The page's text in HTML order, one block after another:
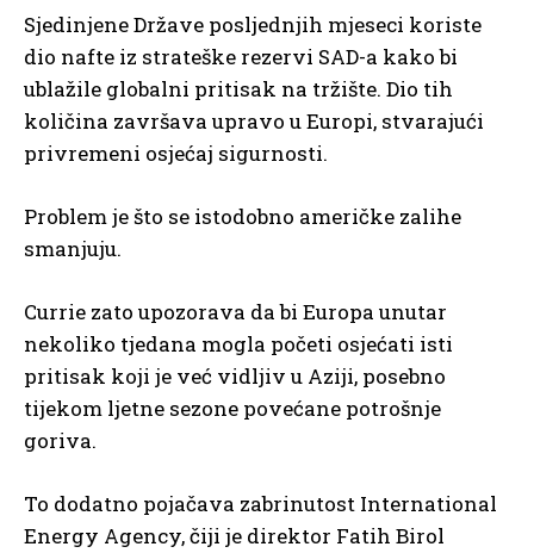
Sjedinjene Države posljednjih mjeseci koriste
dio nafte iz strateške rezervi SAD-a kako bi
ublažile globalni pritisak na tržište. Dio tih
količina završava upravo u Europi, stvarajući
privremeni osjećaj sigurnosti.
Problem je što se istodobno američke zalihe
smanjuju.
Currie zato upozorava da bi Europa unutar
nekoliko tjedana mogla početi osjećati isti
pritisak koji je već vidljiv u Aziji, posebno
tijekom ljetne sezone povećane potrošnje
goriva.
To dodatno pojačava zabrinutost International
Energy Agency, čiji je direktor Fatih Birol